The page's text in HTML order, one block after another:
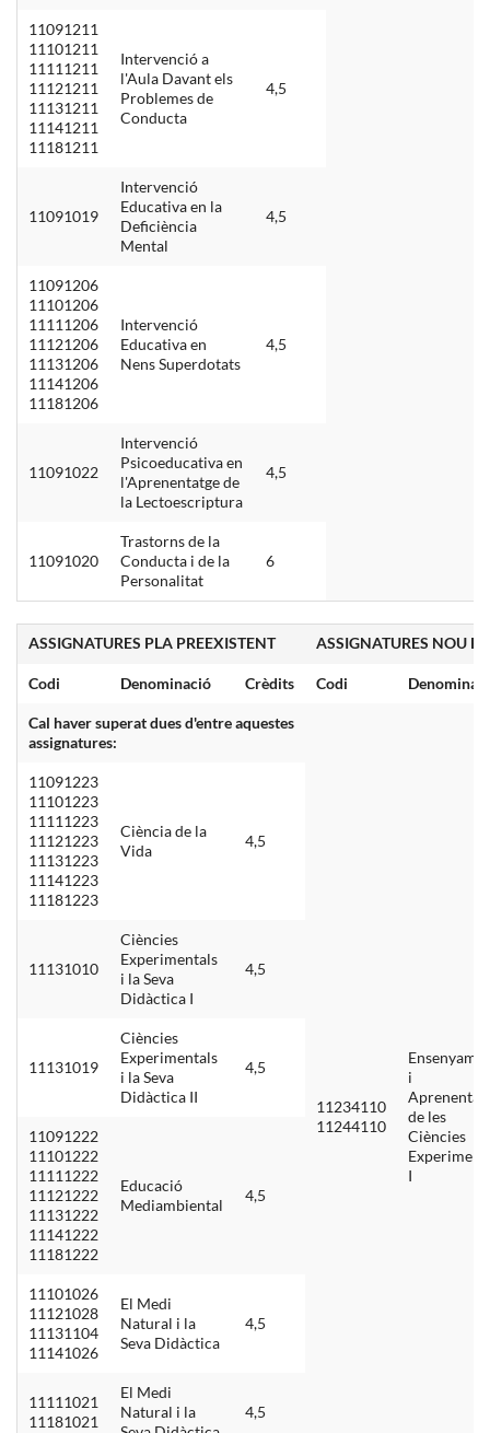
11091211
11101211
11111211
11121211
11131211
11141211
11181211
Intervenció a
l'Aula Davant els
Problemes de
Conducta
4,5
11091019
Intervenció
Educativa en la
Deficiència
Mental
4,5
11091206
11101206
11111206
11121206
11131206
11141206
11181206
Intervenció
Educativa en
Nens Superdotats
4,5
11091022
Intervenció
Psicoeducativa en
l'Aprenentatge de
la Lectoescriptura
4,5
11091020
Trastorns de la
Conducta i de la
Personalitat
6
ASSIGNATURES PLA PREEXISTENT ASSIGNATURES NOU
Codi Denominació Crèdits Codi
Cal haver superat dues d'entre aquestes
assignatures:
11234110
11244110
i
de les
Ciències
I
11091223
11101223
11111223
11121223
11131223
11141223
11181223
Ciència de la
Vida
4,5
11131010
Ciències
Experimentals
i la Seva
Didàctica I
4,5
11131019
Ciències
Experimentals
i la Seva
Didàctica II
4,5
11091222
11101222
11111222
11121222
11131222
11141222
11181222
Educació
Mediambiental
4,5
11101026
11121028
11131104
11141026
El Medi
Natural i la
Seva Didàctica
4,5
11111021
11181021
El Medi
Natural i la
4,5